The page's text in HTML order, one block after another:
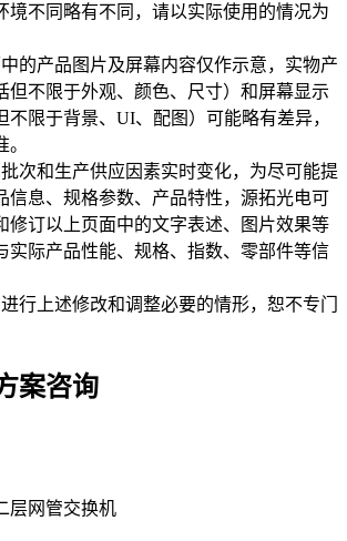
境不同略有不同，请以实际使用的情况为
的产品图片及屏幕内容仅作示意，实物产
但不限于外观、颜色、尺寸）和屏幕显示
不限于背景、UI、配图）可能略有差异，
次和生产供应因素实时变化，为尽可能提
信息、规格参数、产品特性，源拓光电可
修订以上页面中的文字表述、图片效果等
实际产品性能、规格、指数、零部件等信
行上述修改和调整必要的情形，恕不专门
案咨询
层网管交换机